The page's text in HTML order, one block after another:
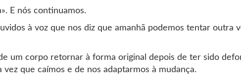
E nós continuamos.
à voz que nos diz que amanhã podemos tentar outra
um corpo retornar à forma original depois de ter sido
que caímos e de nos adaptarmos à mudança.